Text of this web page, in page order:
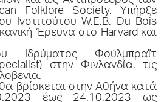
Folklore Society. Υπήρξε
Ινστιτούτου W.E.B. Du Bois
Έρευνα στο Harvard και
Ιδρύματος Φούλμπραϊτ
στην Φινλανδία, τις
βρίσκεται στην Αθήνα κατά
έως 24.10.2023 ως